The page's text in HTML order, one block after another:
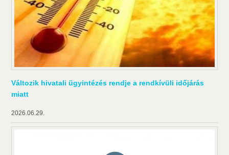
Változik hivatali ügyintézés rendje a rendkívüli időjárás
miatt
2026.06.29.